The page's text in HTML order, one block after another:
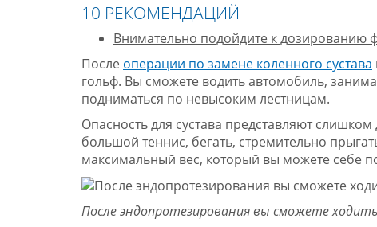
10 РЕКОМЕНДАЦИЙ
Внимательно подойдите к дозированию
После операции по замене коленного сустава
гольф. Вы сможете водить автомобиль,
подниматься по невысоким лестницам.
Опасность для сустава представляют
большой теннис, бегать, стремительно
максимальный вес, который вы можете себе
После эндопротезирования вы сможете